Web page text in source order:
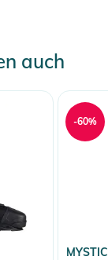
auch
MYSTIC
-60%